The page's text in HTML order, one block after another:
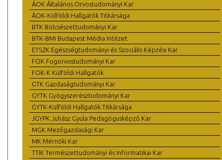
ÁOK Általános Orvostudományi Kar
ÁOK-Külföldi Hallgatók Titkársága
BTK Bölcsészettudományi Kar
BTK-BMI Budapest Média Intézet
ETSZK Egészségtudományi és Szociális Képzési Kar
FOK Fogorvostudományi Kar
FOK-K Külföldi Hallgatók
GTK Gazdaságtudományi Kar
GYTK Gyógyszerésztudományi Kar
GYTK-Külföldi Hallgatók Titkársága
JGYPK Juhász Gyula Pedagógusképző Kar
MGK Mezőgazdasági Kar
MK Mérnöki Kar
TTIK Természettudományi és Informatikai Kar